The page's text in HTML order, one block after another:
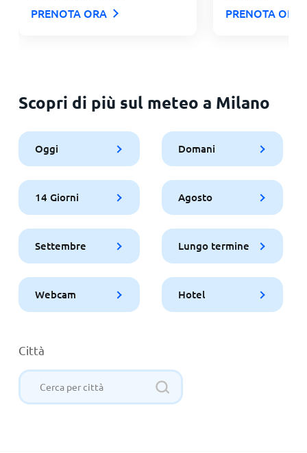
PRENOTA ORA PRENOTA ORA
Scopri di più sul meteo a Milano
Oggi Domani
14 Giorni Agosto
Settembre Lungo termine
Webcam Hotel
Città